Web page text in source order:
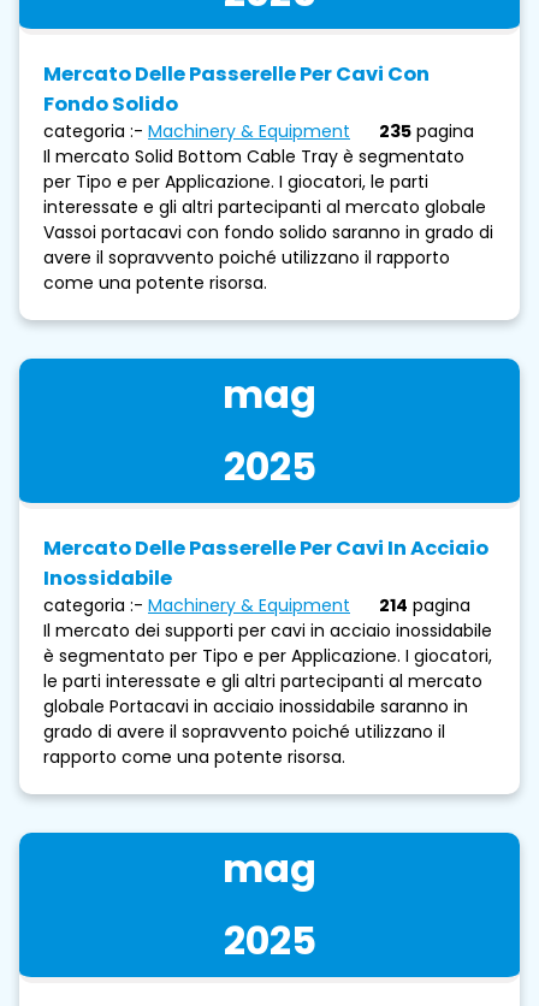
Mercato Delle Passerelle Per Cavi Con
Fondo Solido
categoria :- Machinery & Equipment 235 pagina
Il mercato Solid Bottom Cable Tray è segmentato
per Tipo e per Applicazione. I giocatori, le parti
interessate e gli altri partecipanti al mercato globale
Vassoi portacavi con fondo solido saranno in grado di
avere il sopravvento poiché utilizzano il rapporto
come una potente risorsa.
mag
2025
Mercato Delle Passerelle Per Cavi In ​​acciaio
Inossidabile
categoria :- Machinery & Equipment 214 pagina
Il mercato dei supporti per cavi in ​​acciaio inossidabile
è segmentato per Tipo e per Applicazione. I giocatori,
le parti interessate e gli altri partecipanti al mercato
globale Portacavi in ​​acciaio inossidabile saranno in
grado di avere il sopravvento poiché utilizzano il
rapporto come una potente risorsa.
mag
2025